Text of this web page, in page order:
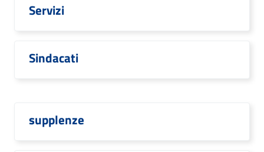
Servizi
Sindacati
supplenze